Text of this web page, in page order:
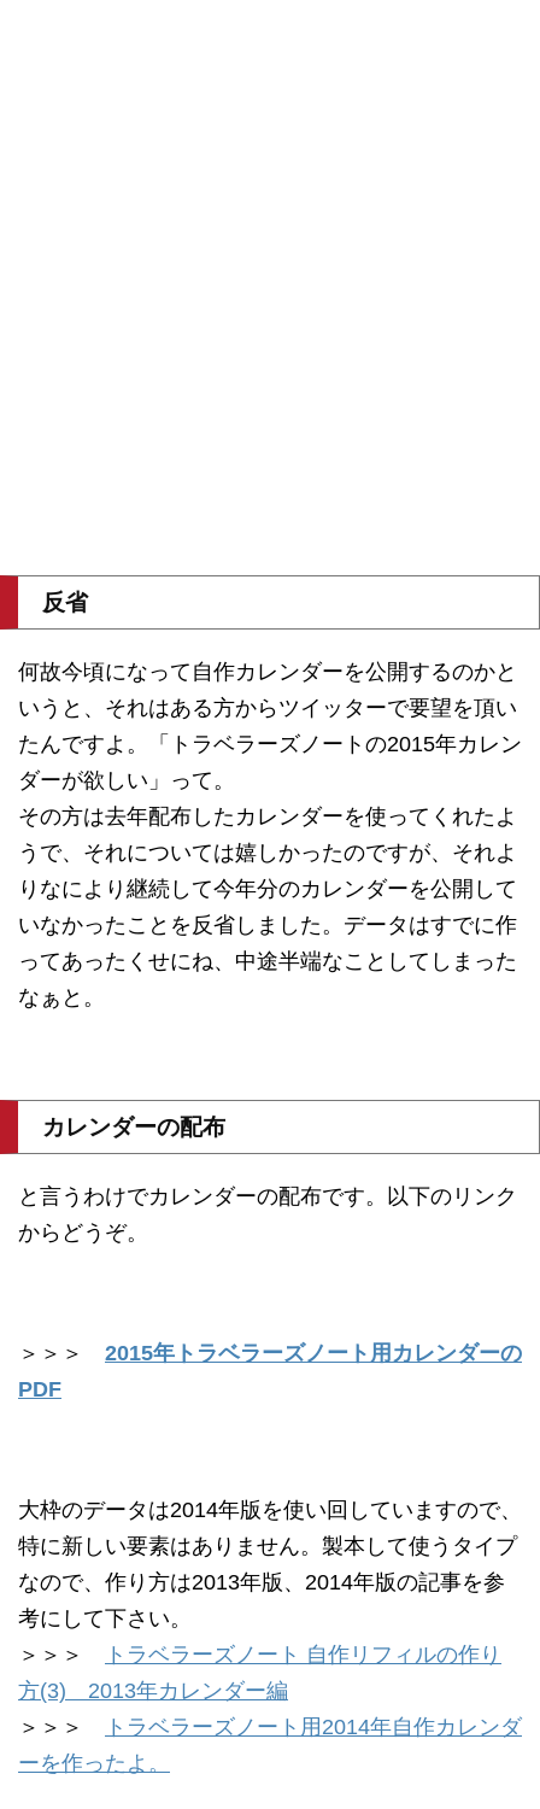
反省
何故今頃になって自作カレンダーを公開するのかと
いうと、それはある方からツイッターで要望を頂い
たんですよ。「トラベラーズノートの2015年カレン
ダーが欲しい」って。
その方は去年配布したカレンダーを使ってくれたよ
うで、それについては嬉しかったのですが、それよ
りなにより継続して今年分のカレンダーを公開して
いなかったことを反省しました。データはすでに作
ってあったくせにね、中途半端なことしてしまった
なぁと。
カレンダーの配布
と言うわけでカレンダーの配布です。以下のリンク
からどうぞ。
＞＞＞ 2015年トラベラーズノート用カレンダーの
PDF
大枠のデータは2014年版を使い回していますので、
特に新しい要素はありません。製本して使うタイプ
なので、作り方は2013年版、2014年版の記事を参
考にして下さい。
＞＞＞
トラベラーズノート 自作リフィルの作り
方(3) 2013年カレンダー編
＞＞＞
トラベラーズノート用2014年自作カレンダ
ーを作ったよ。